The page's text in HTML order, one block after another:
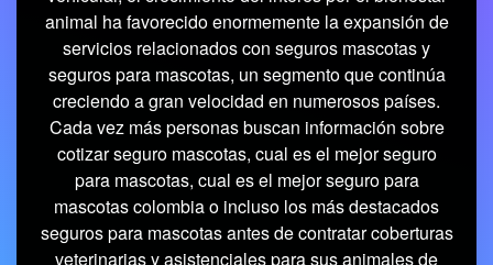
animal ha favorecido enormemente la expansión de
servicios relacionados con seguros mascotas y
seguros para mascotas, un segmento que continúa
creciendo a gran velocidad en numerosos países.
Cada vez más personas buscan información sobre
cotizar seguro mascotas, cual es el mejor seguro
para mascotas, cual es el mejor seguro para
mascotas colombia o incluso los más destacados
seguros para mascotas antes de contratar coberturas
veterinarias y asistenciales para sus animales de